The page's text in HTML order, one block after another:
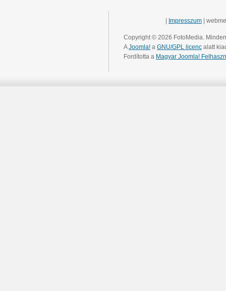
Impresszum |
Copyright © 2026 FotoMedia.
AJoomla! a GNU/GPL licenc alatt
Fordította a Magyar Joomla!